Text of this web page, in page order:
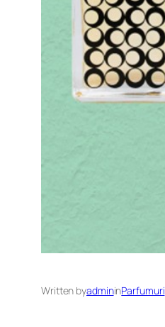
Written byadmininParfumuri